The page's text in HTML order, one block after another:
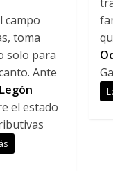
campo
toma
solo para
Ante
el estado